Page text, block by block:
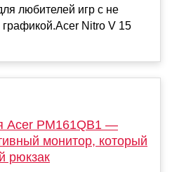
любителей игр с не
Nitro V 15
Acer PM161QB1 —
монитор, который
рюкзак